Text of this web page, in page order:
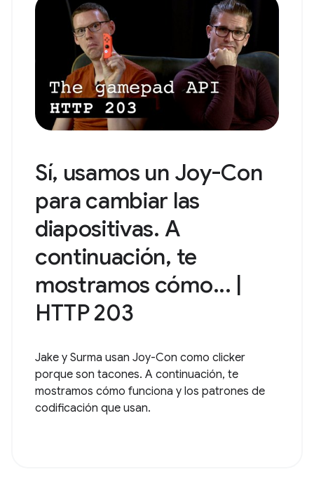
Sí, usamos un Joy-Con
para cambiar las
diapositivas. A
continuación, te
mostramos cómo... |
HTTP 203
Jake y Surma usan Joy-Con como clicker
porque son tacones. A continuación, te
mostramos cómo funciona y los patrones de
codificación que usan.